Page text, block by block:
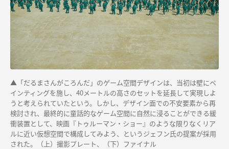
▲「だるまさんがころんだ」のゲーム空間デザインは、当初は壁にペ
インティングを施し、40メートルの高さのセットを延長して実現しよ
うと考えられていたという。しかし、デザイン面での不安要素から再
検討され、最終的に童話的なゲーム空間に自然に浸ることができる緩
衝装置として、映画『トゥルーマン・ショー』のような限りなくリア
ルに近い仮想空間で構成してみよう、というジェフン氏の提案が採用
された。（上）撮影プレート、（下）ファイナル